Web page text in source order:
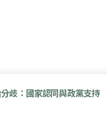
歧：國家認同與政黨支持